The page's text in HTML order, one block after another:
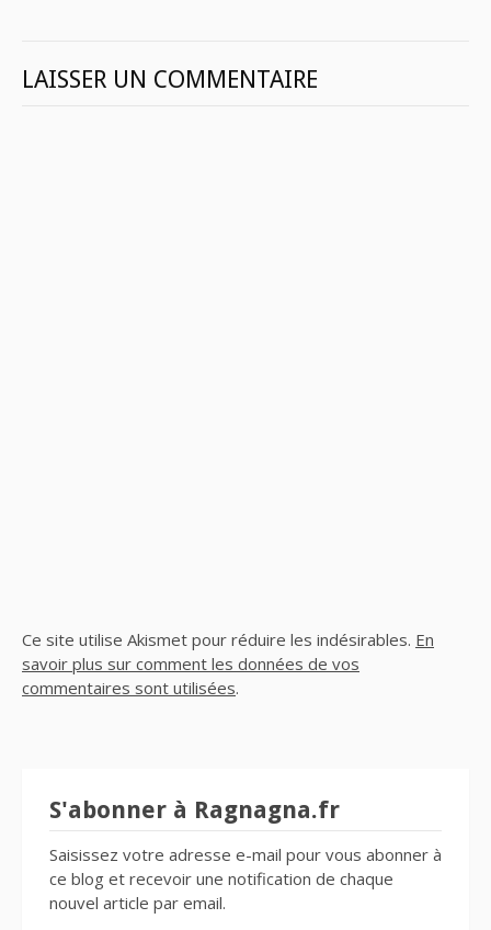
LAISSER UN COMMENTAIRE
Ce site utilise Akismet pour réduire les indésirables. En
savoir plus sur comment les données de vos
commentaires sont utilisées.
S'abonner à Ragnagna.fr
Saisissez votre adresse e-mail pour vous abonner à
ce blog et recevoir une notification de chaque
nouvel article par email.